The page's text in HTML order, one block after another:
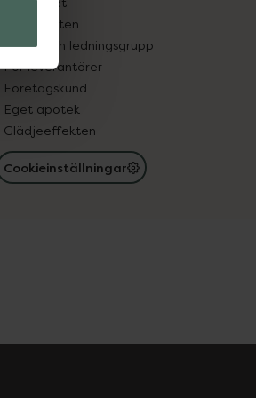
Samarbeten
Ägare och ledningsgrupp
För leverantörer
Företagskund
Eget apotek
Glädjeeffekten
Cookieinställningar